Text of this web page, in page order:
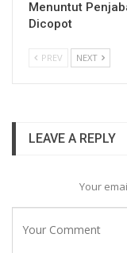
Menuntut
Dicopot
PREV NEXT
LEAVE A REPLY
Your